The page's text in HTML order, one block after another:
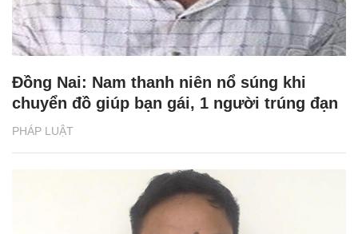
PHÁP LUẬT
Đồng Nai: Nam thanh niên nổ súng khi
chuyển đồ giúp bạn gái, 1 người trúng đạn